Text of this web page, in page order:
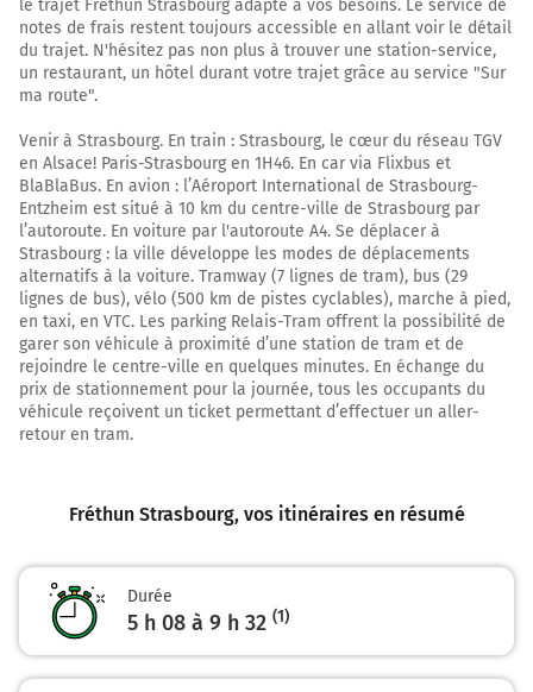
VERDUN
CHÂLONS EN CH.-CENTRE
Autoroute de l'Est
Continuer A4 E25 E50 sur 141 kilomètres
Autoroute de l'Est
Payer 4,80 € (Péage Saint-Avold)
Prendre un ticket (Péage Loupershouse)
Payer 10,40 € (Péage Schwindratzheim)
466 km
Prendre à droite et rejoindre A35. Continuer sur
SCHILTIGHEIM
LAUTERBOURG
HŒRDT
607 km
le trajet Fréthun Strasbourg adapté à vos besoins. Le service de
notes de frais restent toujours accessible en allant voir le détail
du trajet. N'hésitez pas non plus à trouver une station-service,
un restaurant, un hôtel durant votre trajet grâce au service "Sur
ma route".
Venir à Strasbourg. En train : Strasbourg, le cœur du réseau TGV
en Alsace! Paris-Strasbourg en 1H46. En car via Flixbus et
BlaBlaBus. En avion : l’Aéroport International de Strasbourg-
Entzheim est situé à 10 km du centre-ville de Strasbourg par
l’autoroute. En voiture par l'autoroute A4. Se déplacer à
Strasbourg : la ville développe les modes de déplacements
alternatifs à la voiture. Tramway (7 lignes de tram), bus (29
lignes de bus), vélo (500 km de pistes cyclables), marche à pied,
en taxi, en VTC. Les parking Relais-Tram offrent la possibilité de
garer son véhicule à proximité d’une station de tram et de
rejoindre le centre-ville en quelques minutes. En échange du
prix de stationnement pour la journée, tous les occupants du
véhicule reçoivent un ticket permettant d’effectuer un aller-
retour en tram.
Fréthun Strasbourg, vos itinéraires en résumé
Durée
5 h 08 à 9 h 32 (1)